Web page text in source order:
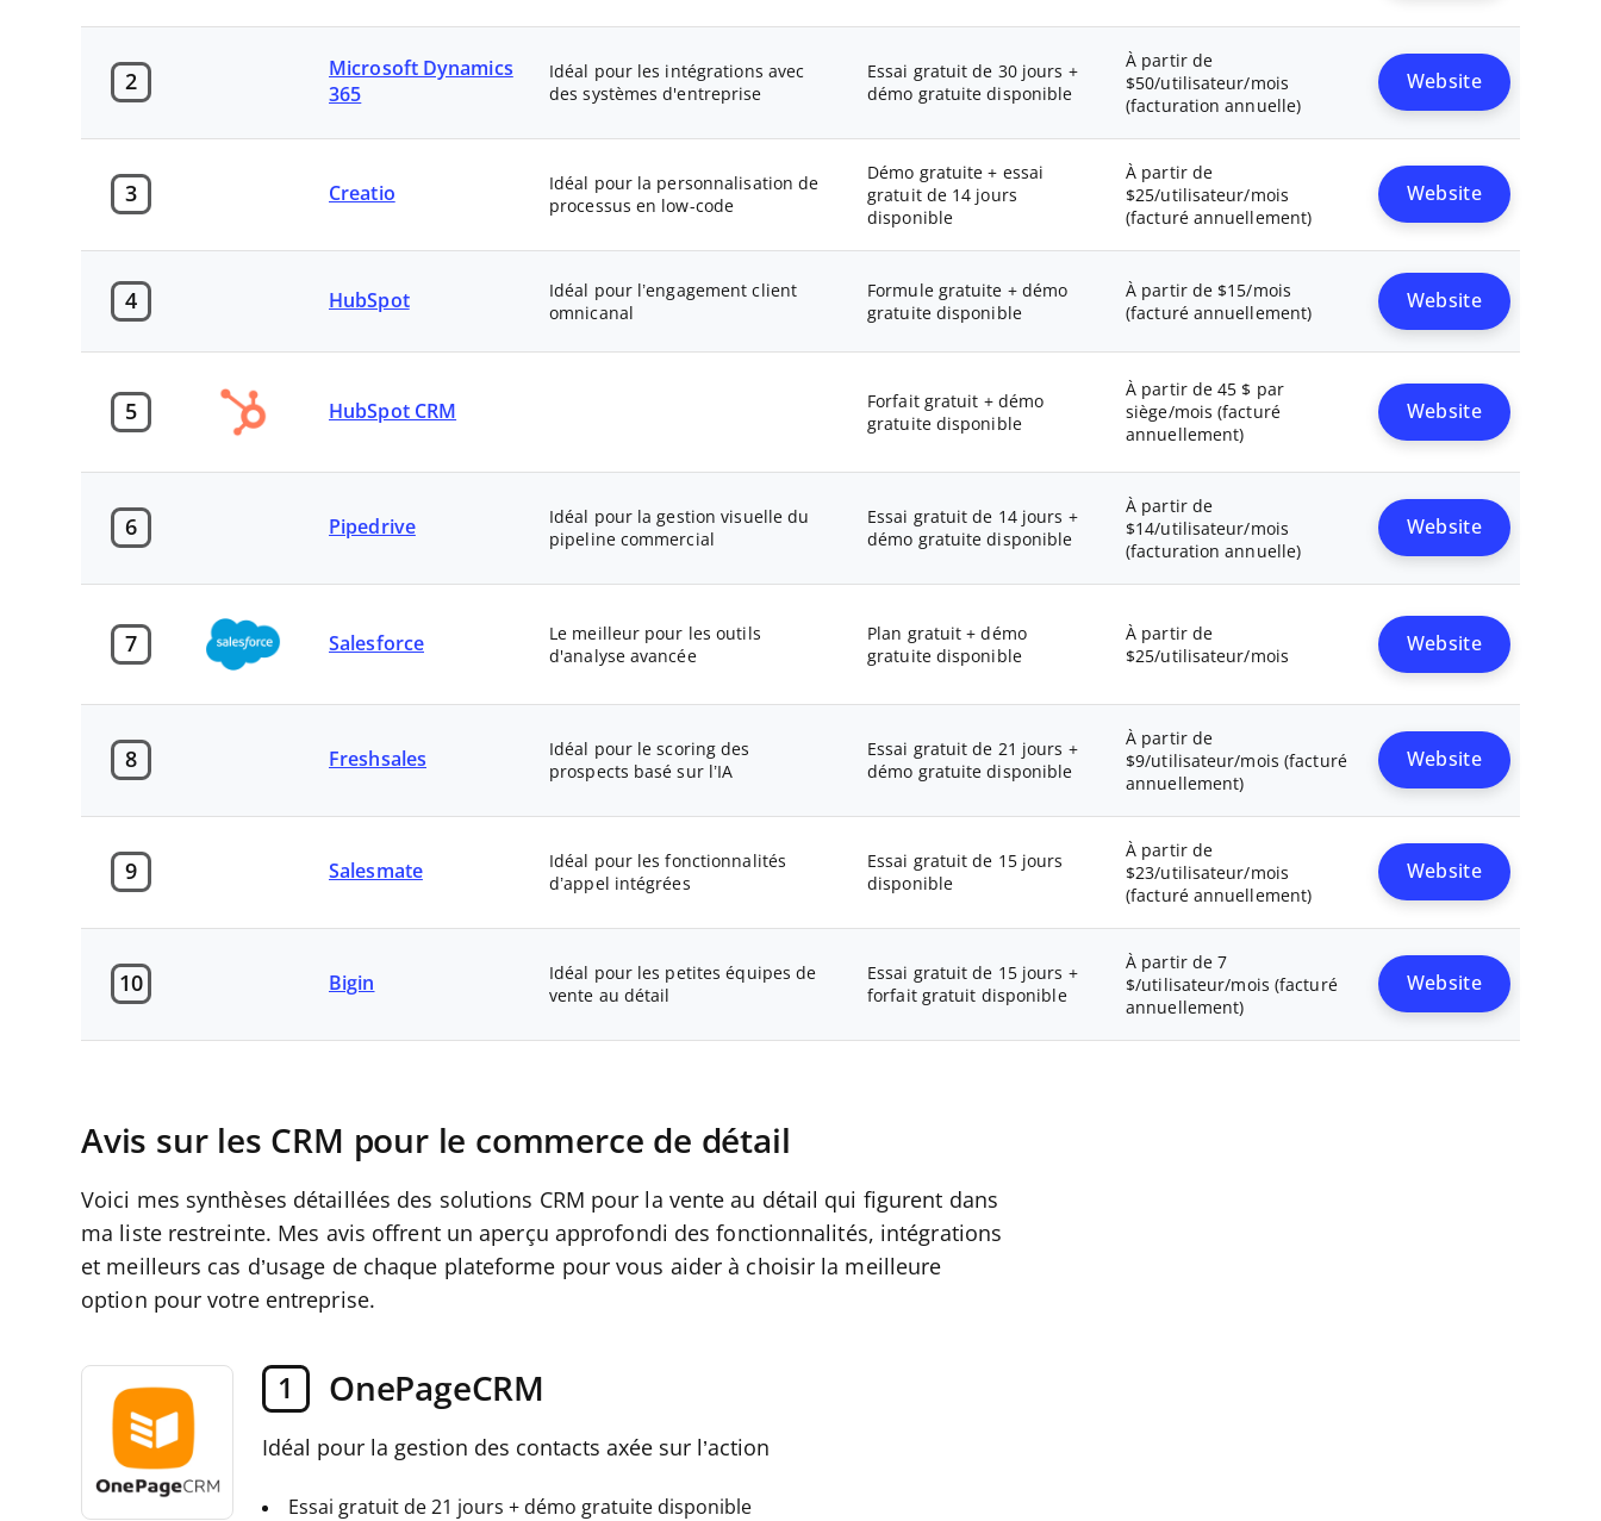
2
Microsoft Dynamics
365
Idéal pour les intégrations avec
des systèmes d'entreprise
Essai gratuit de 30 jours +
démo gratuite disponible
À partir de
$50/utilisateur/mois
(facturation annuelle)
Website
3 Creatio
Idéal pour la personnalisation de
processus en low-code
Démo gratuite + essai
gratuit de 14 jours
disponible
À partir de
$25/utilisateur/mois
(facturé annuellement)
Website
4 HubSpot
Idéal pour l’engagement client
omnicanal
Formule gratuite + démo
gratuite disponible
À partir de $15/mois
(facturé annuellement)
Website
5 HubSpot CRM
Forfait gratuit + démo
gratuite disponible
À partir de 45 $ par
siège/mois (facturé
annuellement)
Website
6 Pipedrive
Idéal pour la gestion visuelle du
pipeline commercial
Essai gratuit de 14 jours +
démo gratuite disponible
À partir de
$14/utilisateur/mois
(facturation annuelle)
Website
7 Salesforce
Le meilleur pour les outils
d'analyse avancée
Plan gratuit + démo
gratuite disponible
À partir de
$25/utilisateur/mois
Website
8 Freshsales
Idéal pour le scoring des
prospects basé sur l’IA
Essai gratuit de 21 jours +
démo gratuite disponible
À partir de
$9/utilisateur/mois (facturé
annuellement)
Website
9 Salesmate
Idéal pour les fonctionnalités
d’appel intégrées
Essai gratuit de 15 jours
disponible
À partir de
$23/utilisateur/mois
(facturé annuellement)
Website
10 Bigin
Idéal pour les petites équipes de
vente au détail
Essai gratuit de 15 jours +
forfait gratuit disponible
À partir de 7
$/utilisateur/mois (facturé
annuellement)
Website
Avis sur les CRM pour le commerce de détail
Voici mes synthèses détaillées des solutions CRM pour la vente au détail qui figurent dans
ma liste restreinte. Mes avis offrent un aperçu approfondi des fonctionnalités, intégrations
et meilleurs cas d’usage de chaque plateforme pour vous aider à choisir la meilleure
option pour votre entreprise.
1 OnePageCRM
Idéal pour la gestion des contacts axée sur l’action
Essai gratuit de 21 jours + démo gratuite disponible